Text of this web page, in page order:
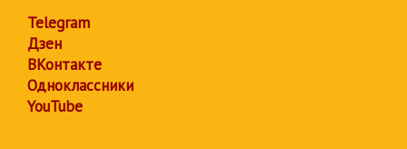
Telegram
Дзен
ВКонтакте
Одноклассники
YouTube